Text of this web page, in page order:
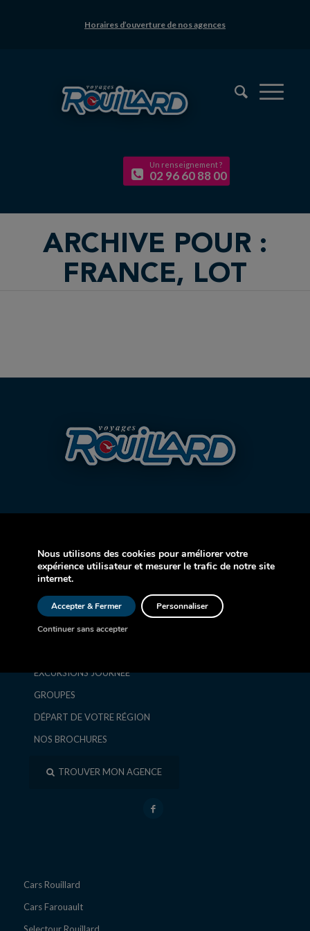
Horaires d’ouverture de nos agences
Un renseignement ?
02 96 60 88 00
ARCHIVE POUR :
FRANCE, LOT
AVION
CROISIÈRE
AUTOCAR
SÉJOURS ET CIRCUITS
EXCURSIONS JOURNÉE
GROUPES
DÉPART DE VOTRE RÉGION
NOS BROCHURES
TROUVER MON AGENCE
Cars Rouillard
Cars Farouault
Selectour Rouillard
Nous utilisons des cookies pour améliorer votre
expérience utilisateur et mesurer le trafic de notre site
internet.
Accepter & Fermer
Continuer sans accepter
Personnaliser